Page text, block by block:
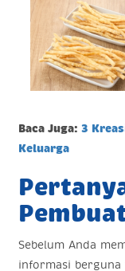
Baca Juga: 3
Keluarga
Sebelum Anda
informasi berguna